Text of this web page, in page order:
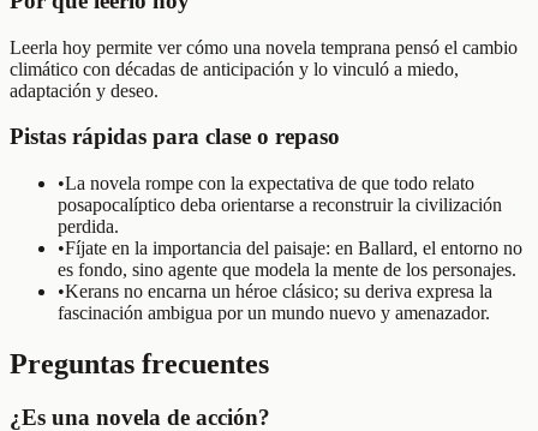
Leerla hoy permite ver cómo una novela temprana pensó el cambio
climático con décadas de anticipación y lo vinculó a miedo,
adaptación y deseo.
Pistas rápidas para clase o repaso
•La novela rompe con la expectativa de que todo relato
posapocalíptico deba orientarse a reconstruir la civilización
perdida.
•Fíjate en la importancia del paisaje: en Ballard, el entorno no
es fondo, sino agente que modela la mente de los personajes.
•Kerans no encarna un héroe clásico; su deriva expresa la
fascinación ambigua por un mundo nuevo y amenazador.
Preguntas frecuentes
¿Es una novela de acción?